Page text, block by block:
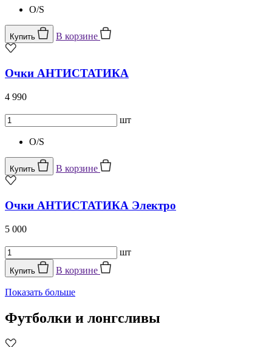
O/S
Купить В корзине
Очки АНТИСТАТИКА
4 990
шт
O/S
Купить В корзине
Очки АНТИСТАТИКА Электро
5 000
шт
Купить В корзине
Показать больше
Футболки и лонгсливы